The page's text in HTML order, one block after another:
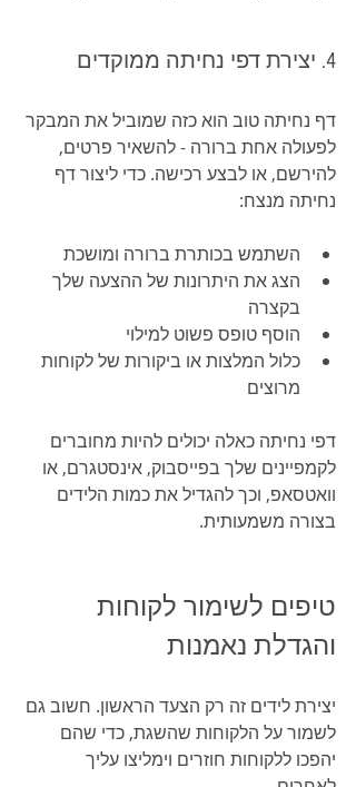
4. יצירת דפי נחיתה ממוקדים
דף נחיתה טוב הוא כזה שמוביל את המבקר
לפעולה אחת ברורה - להשאיר פרטים,
להירשם, או לבצע רכישה. כדי ליצור דף
נחיתה מנצח:
השתמש בכותרת ברורה ומושכת
הצג את היתרונות של ההצעה שלך
בקצרה
הוסף טופס פשוט למילוי
כלול המלצות או ביקורות של לקוחות
מרוצים
דפי נחיתה כאלה יכולים להיות מחוברים
לקמפיינים שלך בפייסבוק, אינסטגרם, או
וואטסאפ, וכך להגדיל את כמות הלידים
בצורה משמעותית.
טיפים לשימור לקוחות
והגדלת נאמנות
יצירת לידים זה רק הצעד הראשון. חשוב גם
לשמור על הלקוחות שהשגת, כדי שהם
יהפכו ללקוחות חוזרים וימליצו עליך